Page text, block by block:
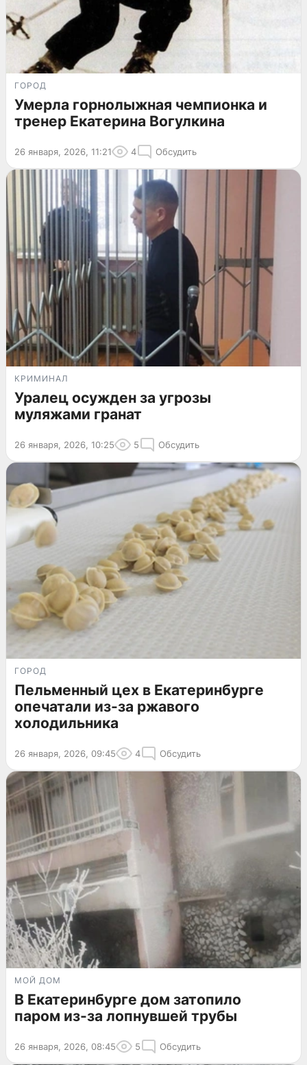
ГОРОД
Умерла горнолыжная чемпионка и
тренер Екатерина Вогулкина
26 января, 2026, 11:21 4 Обсудить
КРИМИНАЛ
Уралец осужден за угрозы
муляжами гранат
26 января, 2026, 10:25 5 Обсудить
ГОРОД
Пельменный цех в Екатеринбурге
опечатали из-за ржавого
холодильника
26 января, 2026, 09:45 4 Обсудить
МОЙ ДОМ
В Екатеринбурге дом затопило
паром из-за лопнувшей трубы
26 января, 2026, 08:45 5 Обсудить